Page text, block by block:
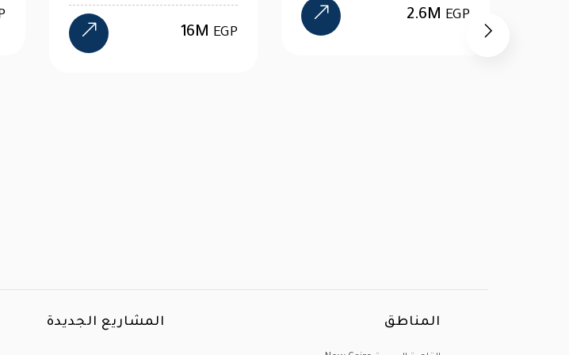
15.3M EGP
المناطق المشاريع الجديدة